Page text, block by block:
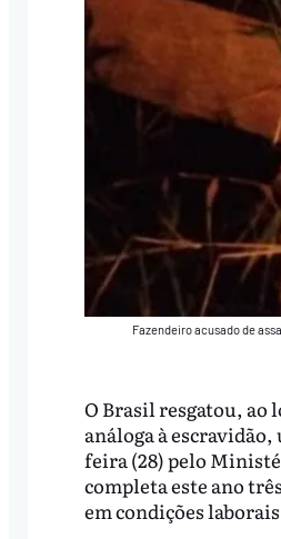
Fazendeiro acusado de
O Brasil resgatou, ao
análoga à
feira (28) pelo
completa este ano
em condições